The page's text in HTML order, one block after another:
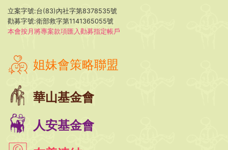
立案字號:台(83)內社字第8378535號
勸募字號:衛部救字第1141365055號
本會按月將專案款項匯入勸募指定帳戶
姐妹會策略聯盟
華山基金會
人安基金會